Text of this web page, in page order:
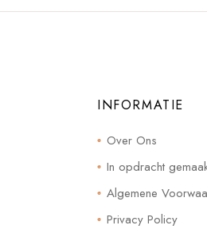
INFORMATIE
Over Ons
In opdracht
Algemene
Privacy Policy